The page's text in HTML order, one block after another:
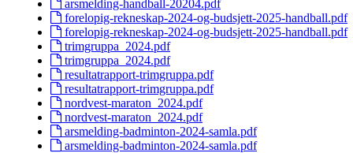
arsmelding-handball-20204.pdf
forelopig-rekneskap-2024-og-budsjett-2025-handball.pdf
forelopig-rekneskap-2024-og-budsjett-2025-handball.pdf
trimgruppa_2024.pdf
trimgruppa_2024.pdf
resultatrapport-trimgruppa.pdf
resultatrapport-trimgruppa.pdf
nordvest-maraton_2024.pdf
nordvest-maraton_2024.pdf
arsmelding-badminton-2024-samla.pdf
arsmelding-badminton-2024-samla.pdf